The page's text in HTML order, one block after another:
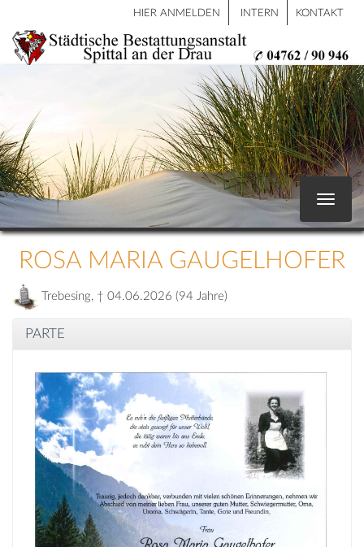
HIER ANMELDEN INTERN KONTAKT
Toggle
ROSA MARIA GAUGELHOFER
Trebesing, † 04.06.2026 (94 Jahre)
PARTE